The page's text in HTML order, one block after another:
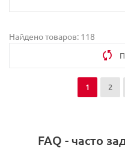
Найдено товаров: 118
1 2
FAQ - часто